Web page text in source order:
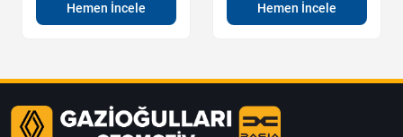
Hemen İncele Hemen İncele